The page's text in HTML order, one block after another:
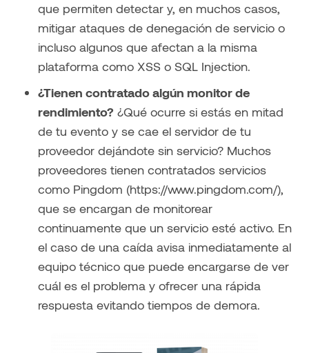
que permiten detectar y, en muchos casos,
mitigar ataques de denegación de servicio o
incluso algunos que afectan a la misma
plataforma como XSS o SQL Injection.
¿Tienen contratado algún monitor de
rendimiento? ¿Qué ocurre si estás en mitad
de tu evento y se cae el servidor de tu
proveedor dejándote sin servicio? Muchos
proveedores tienen contratados servicios
como Pingdom (https://www.pingdom.com/),
que se encargan de monitorear
continuamente que un servicio esté activo. En
el caso de una caída avisa inmediatamente al
equipo técnico que puede encargarse de ver
cuál es el problema y ofrecer una rápida
respuesta evitando tiempos de demora.